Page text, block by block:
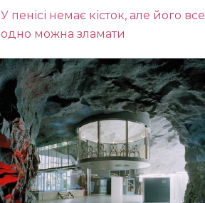
У пенісі немає кісток, але його все
одно можна зламати